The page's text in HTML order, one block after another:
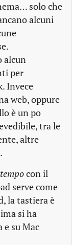
solo che
alcuni
alcun
per
Invece
web, oppure
è un po
tra le
altre
con il
serve come
la tastiera è
si ha
su Mac